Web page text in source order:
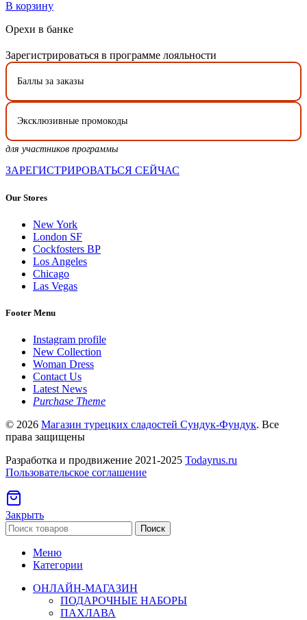
В корзину
Орехи в банке
Зарегистрироваться в программе лояльности
Баллы за заказы
Эксклюзивные промокоды
для участников программы
ЗАРЕГИСТРИРОВАТЬСЯ СЕЙЧАС
Our Stores
New York
London SF
Cockfosters BP
Los Angeles
Chicago
Las Vegas
Footer Menu
Instagram profile
New Collection
Woman Dress
Contact Us
Latest News
Purchase Theme
© 2026 Магазин турецких сладостей Сундук-Фундук. Все
права защищены
Разработка и продвижение 2021-2025 Todayrus.ru
Пользовательское соглашение
Закрыть
Поиск
Меню
Категории
ОНЛАЙН-МАГАЗИН
ПОДАРОЧНЫЕ НАБОРЫ
ПАХЛАВА